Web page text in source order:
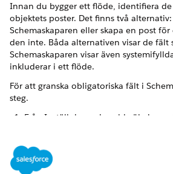
Innan du bygger ett flöde, identifiera
objektets poster. Det finns två
Schemaskaparen eller skapa en post
den inte. Båda alternativen visar de fält
Schemaskaparen visar även
inkluderar i ett flöde.
För att granska obligatoriska fält i
steg.
Från Inställningar, i
Sök efter objektet.
Håll markören över objektet och